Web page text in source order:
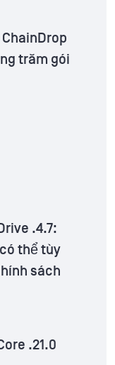
trăm gói
.4.7:
thể tùy
sách
.21.0